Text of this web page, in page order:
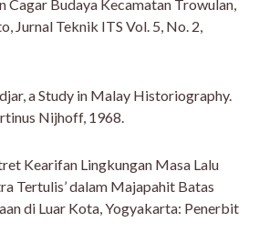
Cagar Budaya Kecamatan Trowulan,
Jurnal Teknik ITS Vol. 5, No. 2,
a Study in Malay Historiography.
Nijhoff, 1968.
Kearifan Lingkungan Masa Lalu
Tertulis’ dalam Majapahit Batas
di Luar Kota, Yogyakarta: Penerbit